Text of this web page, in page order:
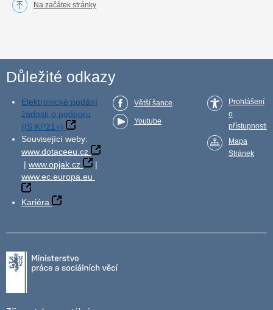
Na začátek stránky
Důležité odkazy
Elektronické podání
žádosti o podporu
(IS KP21+)
Související weby:
www.dotaceeu.cz
| www.opjak.cz
|
www.ec.europa.eu
Kariéra
Větší šance
Youtube
Prohlášení
o
přístupnosti
Mapa
Stránek